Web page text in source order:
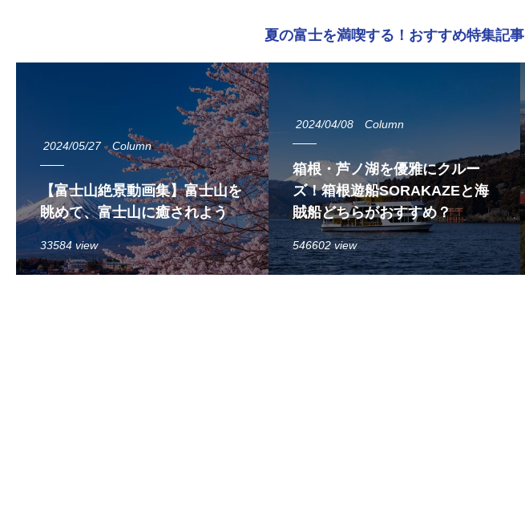
夏の富士を満喫する！おすすめ特集記事
2024/05/27 Column
【富士山絶景動画集】富士山を
眺めて、富士山に癒されよう
33584 view
2024/04/08 Column
箱根・芦ノ湖を優雅にクルー
ズ！箱根遊船SORAKAZEと海
賊船どちらがおすすめ？
546602 view